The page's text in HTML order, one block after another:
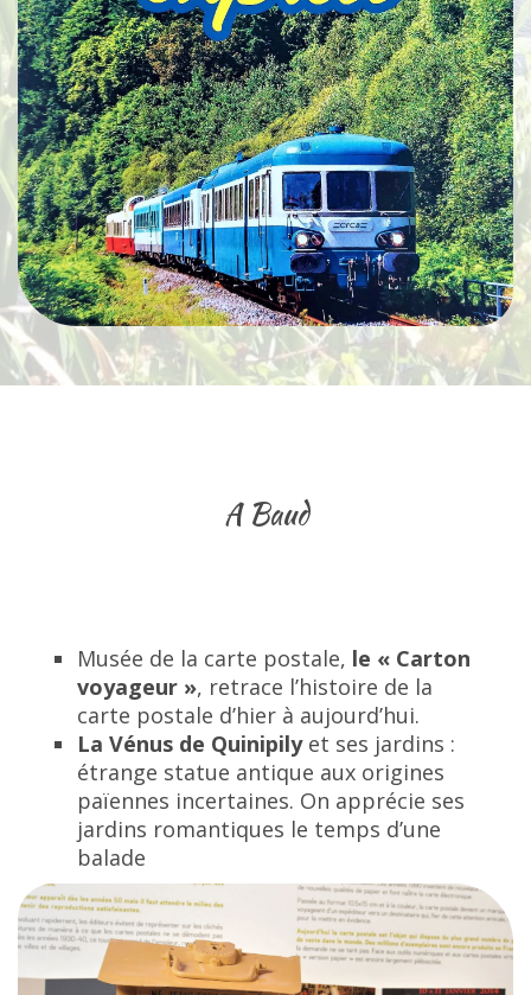
A Baud
Musée de la carte postale, le « Carton
voyageur », retrace l’histoire de la
carte postale d’hier à aujourd’hui.
La Vénus de Quinipilyet ses jardins :
étrange statue antique aux origines
païennes incertaines. On apprécie ses
jardins romantiques le temps d’une
balade